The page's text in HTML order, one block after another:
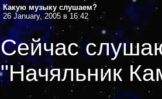
Какую музыку слушаем?
26 January, 2005 в 16:42
Сейчас
"Начяльник